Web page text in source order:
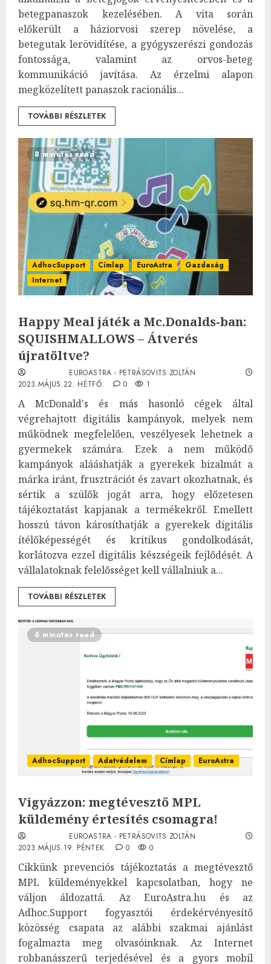
betegpanaszok kezelésében. A vita során
előkerült a háziorvosi szerep növelése, a
betegutak lerövidítése, a gyógyszerészi gondozás
fontossága, valamint az orvos-beteg
kommunikáció javítása. Az érzelmi alapon
megközelített panaszok racionális...
TOVÁBBI RÉSZLETEK
8 minutes read
AdhocSupport Címlap EuroAstra
Gazdaság
Internet
Happy Meal játék a Mc.Donalds-ban:
SQUISHMALLOWS – Átverés
újratöltve?
EUROASTRA - PETRÁSOVITS ZOLTÁN
2023.MÁJUS.22. HÉTFŐ.
0 1
A McDonald's és más hasonló cégek által
végrehajtott digitális kampányok, melyek nem
működnek megfelelően, veszélyesek lehetnek a
gyermekek számára. Ezek a nem működő
kampányok alááshatják a gyerekek bizalmát a
márka iránt, frusztrációt és zavart okozhatnak, és
sértik a szülők jogát arra, hogy előzetesen
tájékoztatást kapjanak a termékekről. Emellett
hosszú távon károsíthatják a gyerekek digitális
ítélőképességét és kritikus gondolkodását,
korlátozva ezzel digitális készségeik fejlődését. A
vállalatoknak felelősséget kell vállalniuk a...
TOVÁBBI RÉSZLETEK
6 minutes read
AdhocSupport Adatvédelem Címlap EuroAstra
Vigyázzon: megtévesztő MPL
küldemény értesítés csomagra!
EUROASTRA - PETRÁSOVITS ZOLTÁN
2023.MÁJUS.19. PÉNTEK.
0 0
Cikkünk prevenciós tájékoztatás a megtévesztő
MPL küldeményekkel kapcsolatban, hogy ne
váljon áldozattá. Az EuroAstra.hu és az
Adhoc.Support fogyasztói érdekérvényesítő
közösség csapata az alábbi szakmai ajánlást
fogalmazta meg olvasóinknak. Az Internet
robbanásszerű terjedésével és a gyors mobil